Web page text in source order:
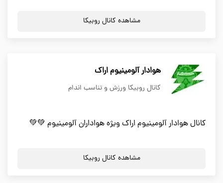
مشاهده کانال روبیکا
هوادار آلومینیوم اراک
کانال روبیکا ورزش و تناسب اندام
کانال هوادار آلومینیوم اراک ویژه هواداران آلومینیوم 💚💚
مشاهده کانال روبیکا